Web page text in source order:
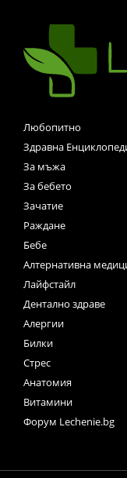
Любопитно
Здравна
За мъжа
За бебето
Зачатие
Раждане
Бебе
Алтернативна
Лайфстайл
Дентално здраве
Алергии
Билки
Стрес
Анатомия
Витамини
Форум Lechenie.bg